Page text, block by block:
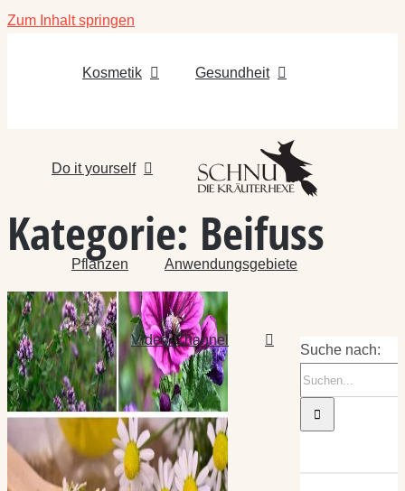
Zum Inhalt springen
Kosmetik Gesundheit
Do it yourself
Pflanzen Anwendungsgebiete
Video-Channel
Kategorie: Beifuss
Suche nach: